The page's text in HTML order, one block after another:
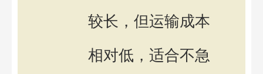
较长，但运输成本
相对低，适合不急